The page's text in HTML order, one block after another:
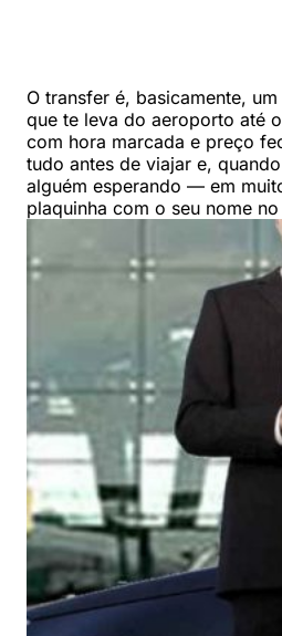
O transfer é, basicamente,
que te leva do aeroporto até
com hora marcada e preço
tudo antes de viajar e,
alguém esperando — em
plaquinha com o seu nome